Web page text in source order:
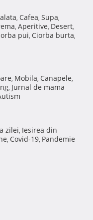
, Cafea, Supa,
, Aperitive, Desert,
pui, Ciorba burta,
, Mobila, Canapele,
, Jurnal de mama
zilei, Iesirea din
, Covid-19, Pandemie